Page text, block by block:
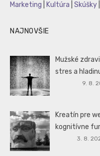
Marketing
Kultúra Skúšky
NAJNOVŠIE
Mužské
stres a
9. 8.
Kreatín pre
kognitívne
3. 8.